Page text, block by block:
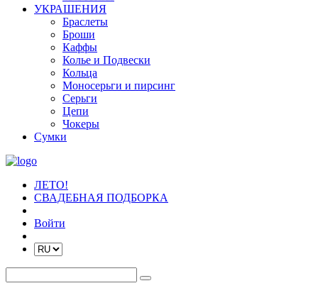
УКРАШЕНИЯ
Браслеты
Броши
Каффы
Колье и Подвески
Кольца
Моносерьги и пирсинг
Серьги
Цепи
Чокеры
Сумки
ЛЕТО!
СВАДЕБНАЯ ПОДБОРКА
Войти